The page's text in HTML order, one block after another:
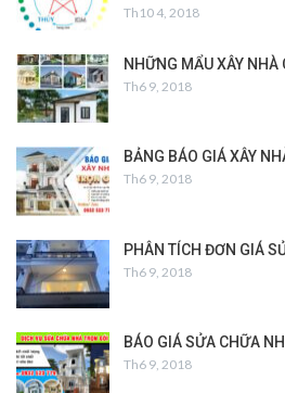
Th10 4, 2018
NHỮNG MẨU XÂY NHÀ
Th6 9, 2018
BẢNG BÁO GIÁ XÂY
Th6 9, 2018
PHÂN TÍCH ĐƠN GIÁ
Th6 9, 2018
BÁO GIÁ SỬA CHỮA
Th6 9, 2018